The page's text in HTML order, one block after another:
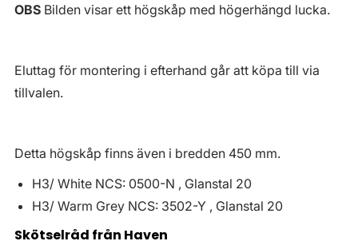
OBS Bilden visar ett högskåp med högerhängd lucka.
Eluttag för montering i efterhand går att köpa till via
tillvalen.
Detta högskåp finns även i bredden 450 mm.
H3/ White NCS: 0500-N , Glanstal 20
H3/ Warm Grey NCS: 3502-Y , Glanstal 20
Skötselråd från Haven